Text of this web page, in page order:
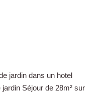
jardin dans un hotel
Séjour de 28m² sur